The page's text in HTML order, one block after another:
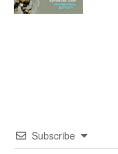
Subscribe